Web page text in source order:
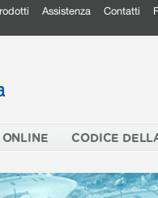
Assistenza Contatti
ONLINE CODICE